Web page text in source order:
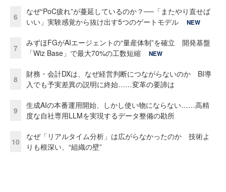
6
なぜ“PoC疲れ”が蔓延しているのか？──「またやり直せば
いい」実験感覚から抜け出す5つのゲートモデル
NEW
7
みずほFGがAIエージェントの“量産体制”を確立 開発基盤
「Wiz Base」で最大70%の工数短縮
NEW
8
財務・会計DXは、なぜ経営判断につながらないのか BI導
入でも予実差異の説明に終始……変革の要諦は
9
生成AIの本番運用開始、しかし使い物にならない……高精
度な自社専用LLMを実現するデータ整備の勘所
10
なぜ「リアルタイム分析」は広がらなかったのか 技術よ
りも根深い、“組織の壁”